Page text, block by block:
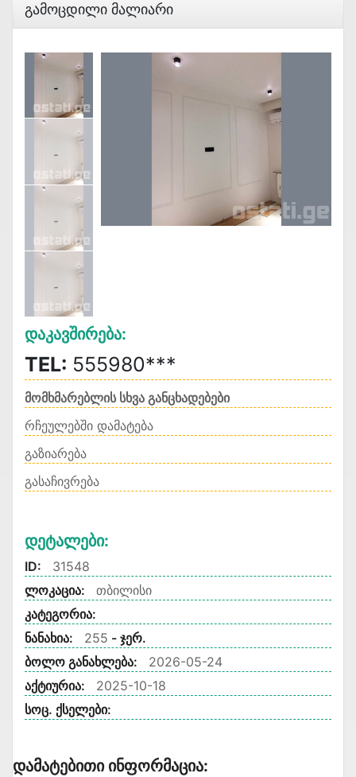
Გამოცდილი Მალიარი
Დაკავშირება:
TEL: 555980***
მომხმარებლის სხვა განცხადებები
რჩეულებში დამატება
გაზიარება
გასაჩივრება
Დეტალები:
ID:
31548
ლოკაცია:
თბილისი
კატეგორია:
ნანახია:
255 - ჯერ.
ბოლო განახლება:
2026-05-24
აქტიურია:
2025-10-18
სოც. ქსელები:
Დამატებითი Ინფორმაცია: